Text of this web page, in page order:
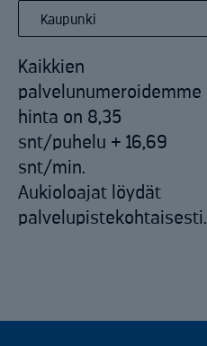
Kaikkien
palvelunumeroidemme
hinta on 8,35
snt/puhelu + 16,69
snt/min.
Aukioloajat löydät
palvelupistekohtaisesti.